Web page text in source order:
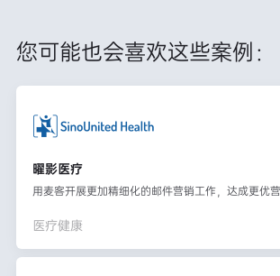
您可能也会喜欢这些案例：
曜影医疗
用麦客开展更加精细化的邮件营销工作，达成更优
医疗健康